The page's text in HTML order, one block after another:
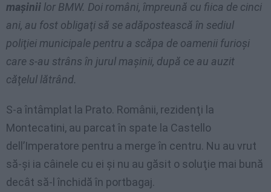
maşinii lor BMW. Doi români, împreună cu fiica de cinci
ani, au fost obligaţi să se adăpostească în sediul
poliţiei municipale pentru a scăpa de oamenii furioşi
care s-au strâns în jurul maşinii, după ce au auzit
căţelul lătrând.
S-a întâmplat la Prato. Românii, rezidenţi la
Montecatini, au parcat în spate la Castello
dell’Imperatore pentru a merge în centru. Nu au vrut
să-şi ia câinele cu ei şi nu au găsit o soluţie mai bună
decât să-l închidă în portbagaj.